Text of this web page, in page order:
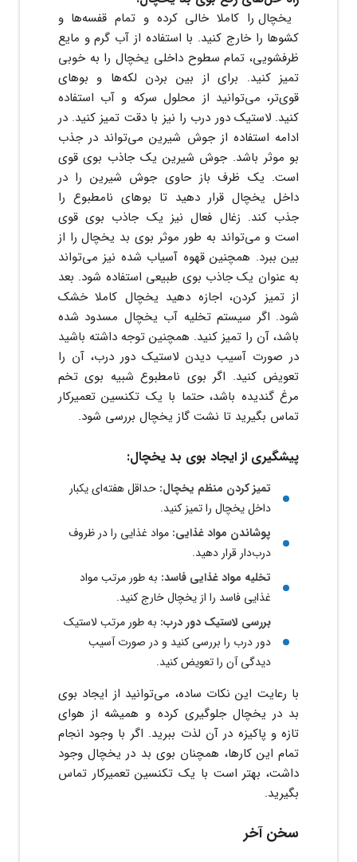
یخچال را کاملا خالی کرده و تمام قفسه‌ها و
کشوها را خارج کنید. با استفاده از آب گرم و مایع
ظرفشویی، تمام سطوح داخلی یخچال را به خوبی
تمیز کنید. برای از بین بردن لکه‌ها و بوهای
قوی‌تر، می‌توانید از محلول سرکه و آب استفاده
کنید. لاستیک دور درب را نیز با دقت تمیز کنید. در
ادامه استفاده از جوش شیرین می‌تواند در جذب
بو موثر باشد. جوش شیرین یک جاذب بوی قوی
است. یک ظرف باز حاوی جوش شیرین را در
داخل یخچال قرار دهید تا بوهای نامطبوع را
جذب کند. زغال فعال نیز یک جاذب بوی قوی
است و می‌تواند به طور موثر بوی بد یخچال را از
بین ببرد. همچنین قهوه آسیاب شده نیز می‌تواند
به عنوان یک جاذب بوی طبیعی استفاده شود. بعد
از تمیز کردن، اجازه دهید یخچال کاملا خشک
شود. اگر سیستم تخلیه آب یخچال مسدود شده
باشد، آن را تمیز کنید. همچنین توجه داشته باشید
در صورت آسیب دیدن لاستیک دور درب، آن را
تعویض کنید. اگر بوی نامطبوع شبیه بوی تخم
مرغ گندیده باشد، حتما با یک تکنسین تعمیرکار
تماس بگیرید تا نشت گاز یخچال بررسی شود.
پیشگیری از ایجاد بوی بد یخچال:
تمیز کردن منظم یخچال: حداقل هفته‌ای یکبار
داخل یخچال را تمیز کنید.
پوشاندن مواد غذایی: مواد غذایی را در ظروف
درب‌دار قرار دهید.
تخلیه مواد غذایی فاسد: به طور مرتب مواد
غذایی فاسد را از یخچال خارج کنید.
بررسی لاستیک دور درب: به طور مرتب لاستیک
دور درب را بررسی کنید و در صورت آسیب
دیدگی آن را تعویض کنید.
با رعایت این نکات ساده، می‌توانید از ایجاد بوی
بد در یخچال جلوگیری کرده و همیشه از هوای
تازه و پاکیزه در آن لذت ببرید. اگر با وجود انجام
تمام این کارها، همچنان بوی بد در یخچال وجود
داشت، بهتر است با یک تکنسین تعمیرکار تماس
بگیرید.
سخن آخر